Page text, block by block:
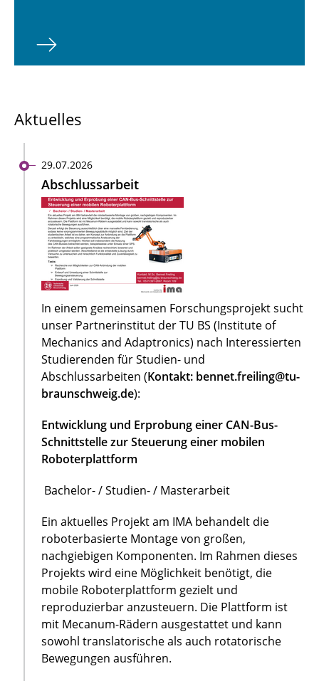
Aktuelles
29.07.2026
Abschlussarbeit
In einem gemeinsamen Forschungsprojekt sucht
unser Partnerinstitut der TU BS (Institute of
Mechanics and Adaptronics) nach Interessierten
Studierenden für Studien- und
Abschlussarbeiten (Kontakt: bennet.freiling@tu-
braunschweig.de):
Entwicklung und Erprobung einer CAN-Bus-
Schnittstelle zur Steuerung einer mobilen
Roboterplattform
Bachelor- / Studien- / Masterarbeit
Ein aktuelles Projekt am IMA behandelt die
roboterbasierte Montage von großen,
nachgiebigen Komponenten. Im Rahmen dieses
Projekts wird eine Möglichkeit benötigt, die
mobile Roboterplattform gezielt und
reproduzierbar anzusteuern. Die Plattform ist
mit Mecanum-Rädern ausgestattet und kann
sowohl translatorische als auch rotatorische
Bewegungen ausführen.